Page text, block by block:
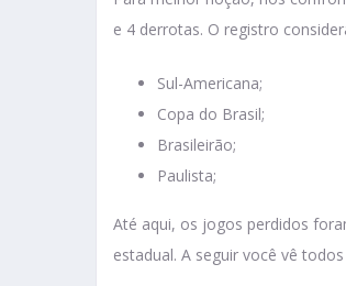
e 4 derrotas. O registro
Sul-Americana;
Copa do Brasil;
Brasileirão;
Paulista;
Até aqui, os jogos perdidos
estadual. A seguir você vê